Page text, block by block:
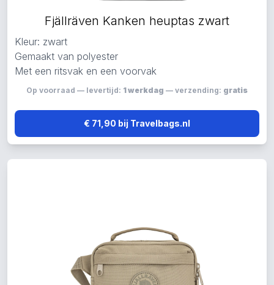
Fjällräven Kanken heuptas zwart
Kleur: zwart
Gemaakt van polyester
Met een ritsvak en een voorvak
Op voorraad — levertijd: 1 werkdag — verzending: gratis
€ 71,90 bij Travelbags.nl